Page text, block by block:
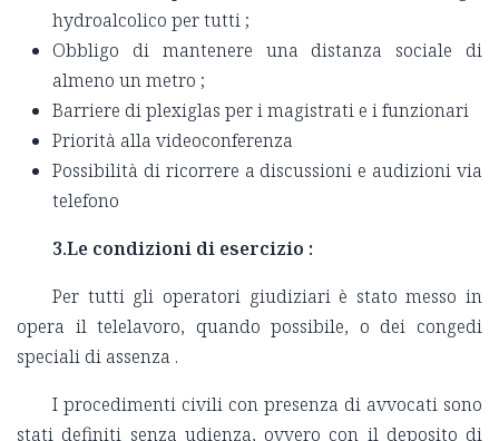
hydroalcolico per tutti ;
Obbligo di mantenere una distanza sociale di
almeno un metro ;
Barriere di plexiglas per i magistrati e i funzionari
Priorità alla videoconferenza
Possibilità di ricorrere a discussioni e audizioni via
telefono
3.Le condizioni di esercizio :
Per tutti gli operatori giudiziari è stato messo in
opera il telelavoro, quando possibile, o dei congedi
speciali di assenza .
I procedimenti civili con presenza di avvocati sono
stati definiti senza udienza, ovvero con il deposito di